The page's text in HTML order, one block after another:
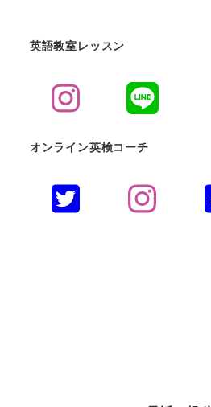
英語教室レッスン
オンライン英検コーチ